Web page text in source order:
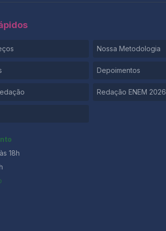
Nossa Metodologia
Depoimentos
Redação ENEM 2026
18h